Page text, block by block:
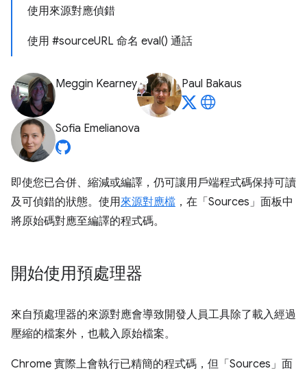
使用來源對應偵錯
使用 #sourceURL 命名 eval() 通話
Meggin Kearney Paul Bakaus
Sofia Emelianova
即使您已合併、縮減或編譯，仍可讓用戶端程式碼保持可讀
及可偵錯的狀態。使用來源對應檔 ，在「Sources」 面板中
將原始碼對應至編譯的程式碼。
開始使用預處理器
來自預處理器的來源對應會導致開發人員工具除了載入經過
壓縮的檔案外，也載入原始檔案。
Chrome 實際上會執行已精簡的程式碼，但「Sources」 面